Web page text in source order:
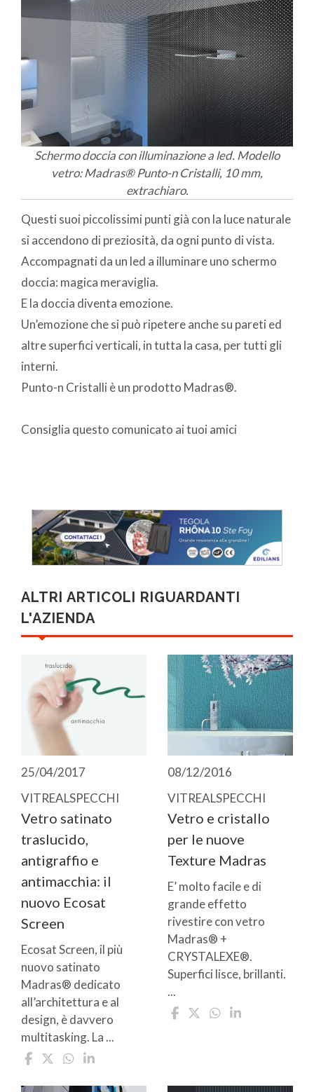
Schermo doccia con illuminazione a led. Modello
vetro: Madras® Punto-n Cristalli, 10 mm,
extrachiaro.
Questi suoi piccolissimi punti già con la luce naturale
si accendono di preziosità, da ogni punto di vista.
Accompagnati da un led a illuminare uno schermo
doccia: magica meraviglia.
E la doccia diventa emozione.
Un’emozione che si può ripetere anche su pareti ed
altre superfici verticali, in tutta la casa, per tutti gli
interni.
Punto-n Cristalli è un prodotto Madras®.
Consiglia questo comunicato ai tuoi amici
ALTRI ARTICOLI RIGUARDANTI
L'AZIENDA
25/04/2017
VITREALSPECCHI
Vetro satinato
traslucido,
antigraffio e
antimacchia: il
nuovo Ecosat
Screen
Ecosat Screen, il più
nuovo satinato
Madras® dedicato
all’architettura e al
design, è davvero
multitasking. La ...
08/12/2016
VITREALSPECCHI
Vetro e cristallo
per le nuove
Texture Madras
E’ molto facile e di
grande effetto
rivestire con vetro
Madras® +
CRYSTALEXE®.
Superfici lisce, brillanti.
...